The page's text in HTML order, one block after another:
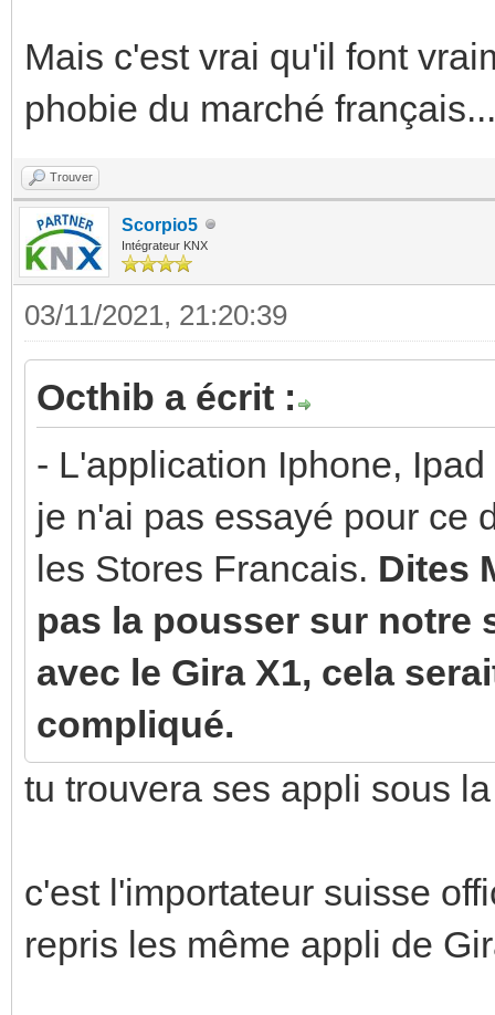
Mais c'est vrai qu'il font
phobie du marché français...
Trouver
Scorpio5
Intégrateur KNX
03/11/2021, 21:20:39
Octhib a écrit :
- L'application Iphone,
je n'ai pas essayé pour ce
les Stores Francais. Dites
pas la pousser sur notre
avec le Gira X1, cela
compliqué.
tu trouvera ses appli sous
c'est l'importateur suisse
repris les même appli de